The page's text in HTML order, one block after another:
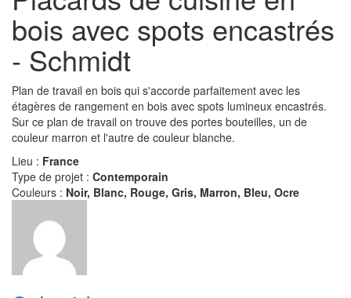
bois avec spots encastrés
- Schmidt
Plan de travail en bois qui s'accorde parfaitement avec les
étagères de rangement en bois avec spots lumineux encastrés.
Sur ce plan de travail on trouve des portes bouteilles, un de
couleur marron et l'autre de couleur blanche.
Lieu : France
Type de projet : Contemporain
Couleurs : Noir, Blanc, Rouge, Gris, Marron, Bleu, Ocre